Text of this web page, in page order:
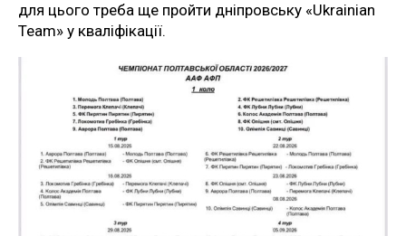
для цього треба ще пройти дніпровську «Ukrainian
Team» у кваліфікації.